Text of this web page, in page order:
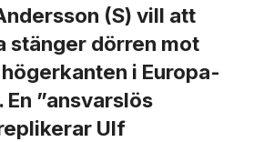
(S) vill att
stänger dörren mot
i Europa­
”ansvarslös
Ulf